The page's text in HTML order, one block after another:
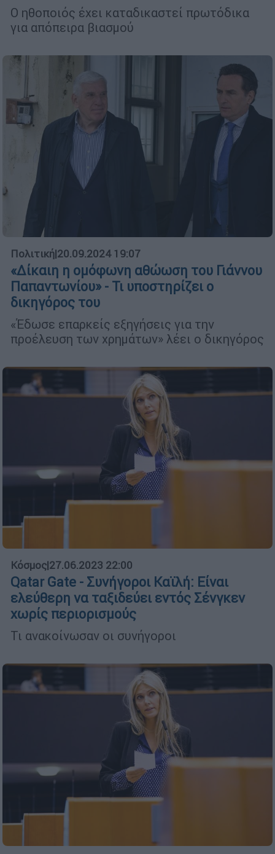
Ο ηθοποιός έχει καταδικαστεί πρωτόδικα
για απόπειρα βιασμού
Πολιτική|20.09.2024 19:07
«Δίκαιη η ομόφωνη αθώωση του Γιάννου
Παπαντωνίου» - Τι υποστηρίζει ο
δικηγόρος του
«Έδωσε επαρκείς εξηγήσεις για την
προέλευση των χρημάτων» λέει ο δικηγόρος
Κόσμος|27.06.2023 22:00
Qatar Gate - Συνήγοροι Καϊλή: Είναι
ελεύθερη να ταξιδεύει εντός Σένγκεν
χωρίς περιορισμούς
Τι ανακοίνωσαν οι συνήγοροι